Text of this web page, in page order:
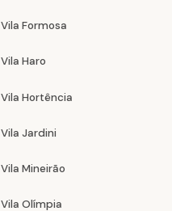
Vila Formosa
Vila Haro
Vila Hortência
Vila Jardini
Vila Mineirão
Vila Olímpia